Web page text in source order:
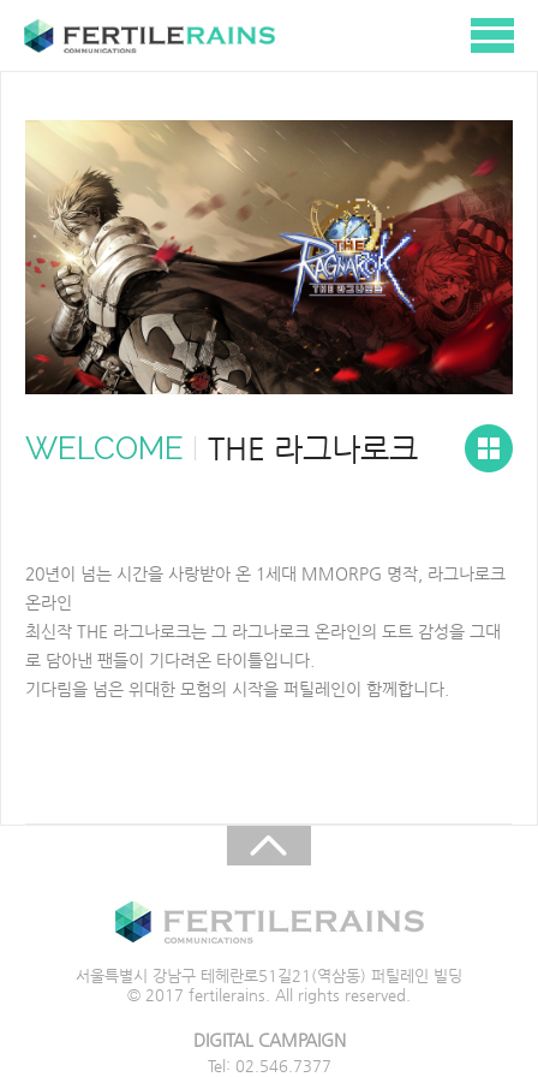
WELCOME THE 라그나로크
20년이 넘는 시간을 사랑받아 온 1세대 MMORPG 명작, 라그나로크
온라인
최신작 THE 라그나로크는 그 라그나로크 온라인의 도트 감성을 그대
로 담아낸 팬들이 기다려온 타이틀입니다.
기다림을 넘은 위대한 모험의 시작을 퍼틸레인이 함께합니다.​
서울특별시 강남구 테헤란로51길21(역삼동) 퍼틸레인 빌딩
© 2017 fertilerains. All rights reserved.
DIGITAL CAMPAIGN
Tel: 02.546.7377